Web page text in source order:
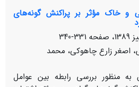
و خاک مؤثر بر پراکنش گونه‌های
331-340
اصغر زارع چاهوکی، محمد
منظور بررسی رابطه بین عوامل